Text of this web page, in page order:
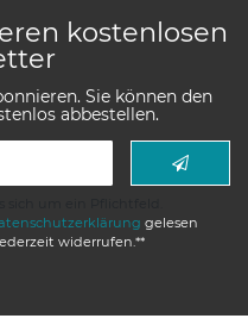
kostenlosen
Sie können den
abbestellen.
gelesen
widerrufen.**